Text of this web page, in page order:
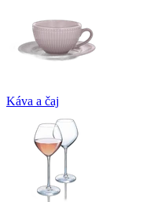
Káva a čaj